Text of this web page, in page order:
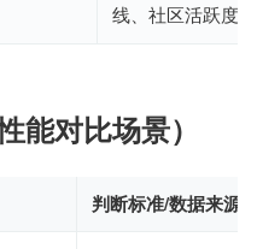
线、社区活跃度
能对比场景）
判断标准/数据来源